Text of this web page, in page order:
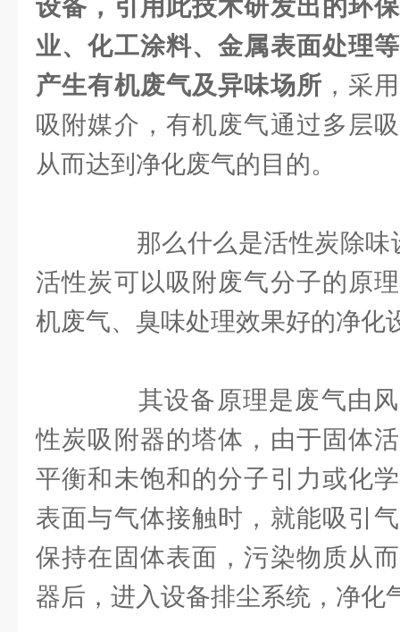
设备，引用此技术研发出的环
业、化工涂料、金属表面处理
产生有机废气及异味场所 ，采
吸附媒介，有机废气通过多层
从而达到净化废气的目的。
那么什么是活性炭除味
活性炭可以吸附废气分子的原
机废气、臭味处理效果好的净化
其设备原理是废气由风
性炭吸附器的塔体，由于固体
平衡和未饱和的分子引力或化
表面与气体接触时，就能吸引
保持在固体表面，污染物质从
器后，进入设备排尘系统，净化